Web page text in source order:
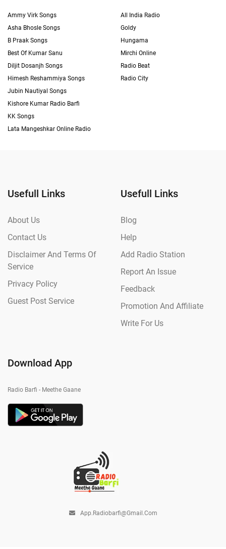
Ammy Virk Songs
Asha Bhosle Songs
B Praak Songs
Best Of Kumar Sanu
Diljit Dosanjh Songs
Himesh Reshammiya Songs
Jubin Nautiyal Songs
Kishore Kumar Radio Barfi
KK Songs
Lata Mangeshkar Online Radio
All India Radio
Goldy
Hungama
Mirchi Online
Radio Beat
Radio City
Usefull Links
About Us
Contact Us
Disclaimer And Terms Of
Service
Privacy Policy
Guest Post Service
Usefull Links
Blog
Help
Add Radio Station
Report An Issue
Feedback
Promotion And Affiliate
Write For Us
Download App
Radio Barfi - Meethe Gaane
App.radiobarfi@gmail.com